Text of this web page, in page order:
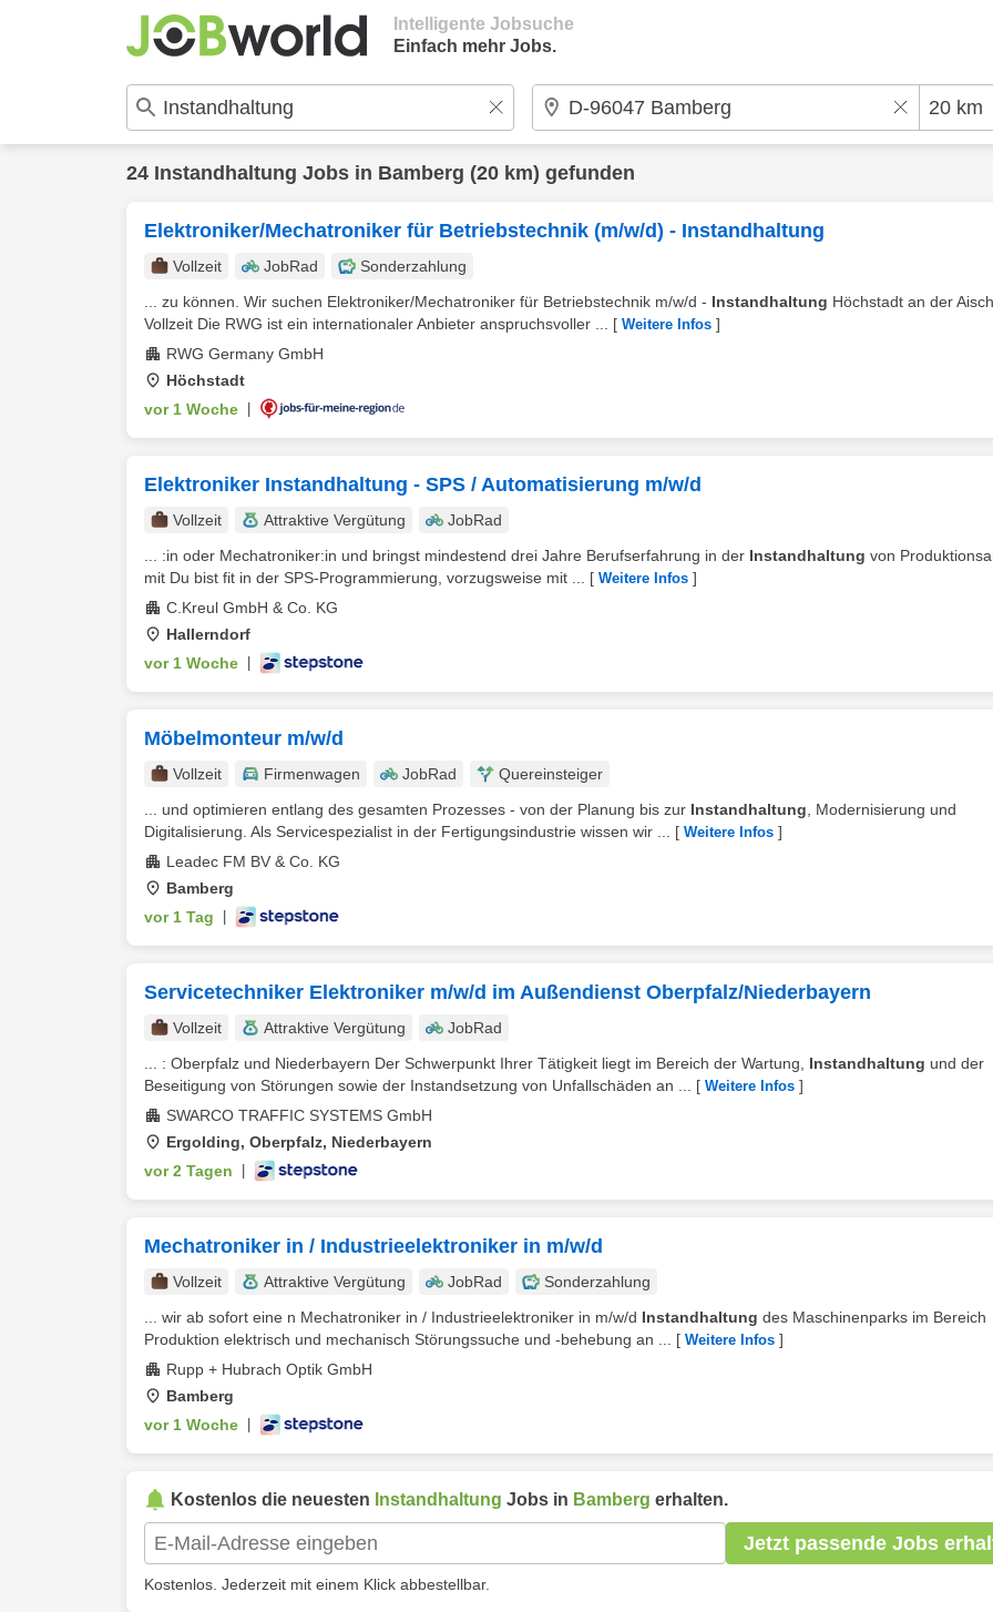
Intelligente Jobsuche
Einfach mehr Jobs.
24 Instandhaltung Jobs in Bamberg (20 km) gefunden
Elektroniker/Mechatroniker für Betriebstechnik (m/w/d) - Instandhaltung
Vollzeit JobRad
Sonderzahlung
... zu können. Wir suchen Elektroniker/Mechatroniker für Betriebstechnik m/w/d - Instandhaltung Höchstadt an der
Vollzeit Die RWG ist ein internationaler Anbieter anspruchsvoller ...
[ Weitere Infos ]
RWG Germany GmbH
Höchstadt
vor 1 Woche
Elektroniker Instandhaltung - SPS / Automatisierung m/w/d
Vollzeit Attraktive Vergütung
JobRad
... :in oder Mechatroniker:in und bringst mindestend drei Jahre Berufserfahrung in der Instandhaltung von
mit Du bist fit in der SPS-Programmierung, vorzugsweise mit ...
[ Weitere Infos ]
C.Kreul GmbH & Co. KG
Hallerndorf
vor 1 Woche
Möbelmonteur m/w/d
Vollzeit Firmenwagen JobRad
Quereinsteiger
... und optimieren entlang des gesamten Prozesses - von der Planung bis zur Instandhaltung , Modernisierung und
Digitalisierung. Als Servicespezialist in der Fertigungsindustrie wissen wir ...
[ Weitere Infos ]
Leadec FM BV & Co. KG
Bamberg
vor 1 Tag
Servicetechniker Elektroniker m/w/d im Außendienst Oberpfalz/Niederbayern
Vollzeit Attraktive Vergütung
JobRad
... : Oberpfalz und Niederbayern Der Schwerpunkt Ihrer Tätigkeit liegt im Bereich der Wartung, Instandhaltung und der
Beseitigung von Störungen sowie der Instandsetzung von Unfallschäden an ...
[ Weitere Infos ]
SWARCO TRAFFIC SYSTEMS GmbH
Ergolding, Oberpfalz, Niederbayern
vor 2 Tagen
Mechatroniker in / Industrieelektroniker in m/w/d
Vollzeit Attraktive Vergütung JobRad
Sonderzahlung
... wir ab sofort eine n Mechatroniker in / Industrieelektroniker in m/w/d Instandhaltung des Maschinenparks im Bereich
Produktion elektrisch und mechanisch Störungssuche und -behebung an ...
[ Weitere Infos ]
Rupp + Hubrach Optik GmbH
Bamberg
vor 1 Woche
Kostenlos die neuesten Instandhaltung Jobs in Bamberg erhalten.
Jetzt passende Jobs
Kostenlos. Jederzeit mit einem Klick abbestellbar.